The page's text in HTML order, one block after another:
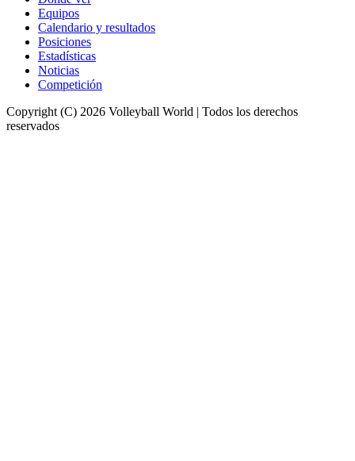
Equipos
Calendario y resultados
Posiciones
Estadísticas
Noticias
Competición
Copyright (C) 2026 Volleyball World | Todos los derechos
reservados